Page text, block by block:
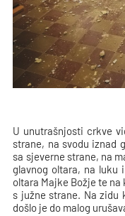
U unutrašnjosti crkve
strane, na svodu iznad
sa sjeverne strane, na
glavnog oltara, na luku
oltara Majke Božje te
s južne strane. Na zidu
došlo je do malog